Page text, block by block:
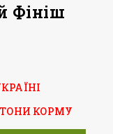
Фініш
КОРМУ